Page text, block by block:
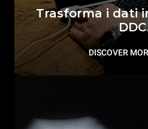
Trasforma i dati
DISCOVER